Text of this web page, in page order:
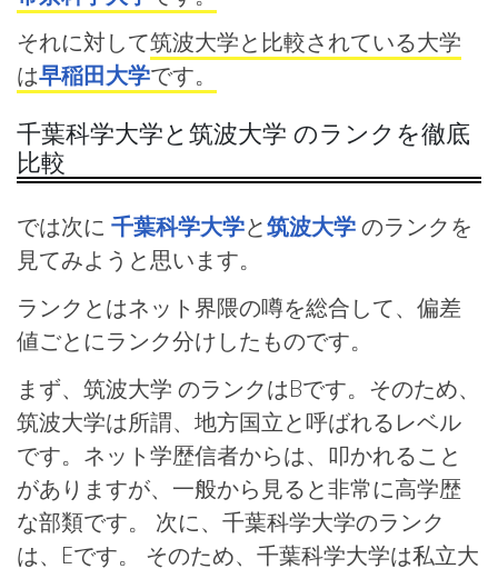
それに対して筑波大学と比較されている大学
は早稲田大学です。
千葉科学大学と筑波大学 のランクを徹底
比較
では次に 千葉科学大学と筑波大学のランクを
見てみようと思います。
ランクとはネット界隈の噂を総合して、偏差
値ごとにランク分けしたものです。
まず、筑波大学 のランクはBです。そのため、
筑波大学は所謂、地方国立と呼ばれるレベル
です。ネット学歴信者からは、叩かれること
がありますが、一般から見ると非常に高学歴
な部類です。 次に、千葉科学大学のランク
は、Eです。 そのため、千葉科学大学は私立大